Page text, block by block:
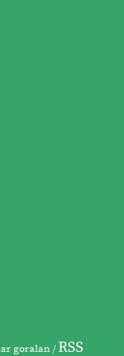
goralan /RSS